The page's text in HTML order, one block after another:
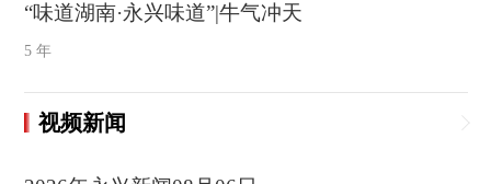
“味道湖南·永兴味道”|牛气冲天
5 年
视频新闻